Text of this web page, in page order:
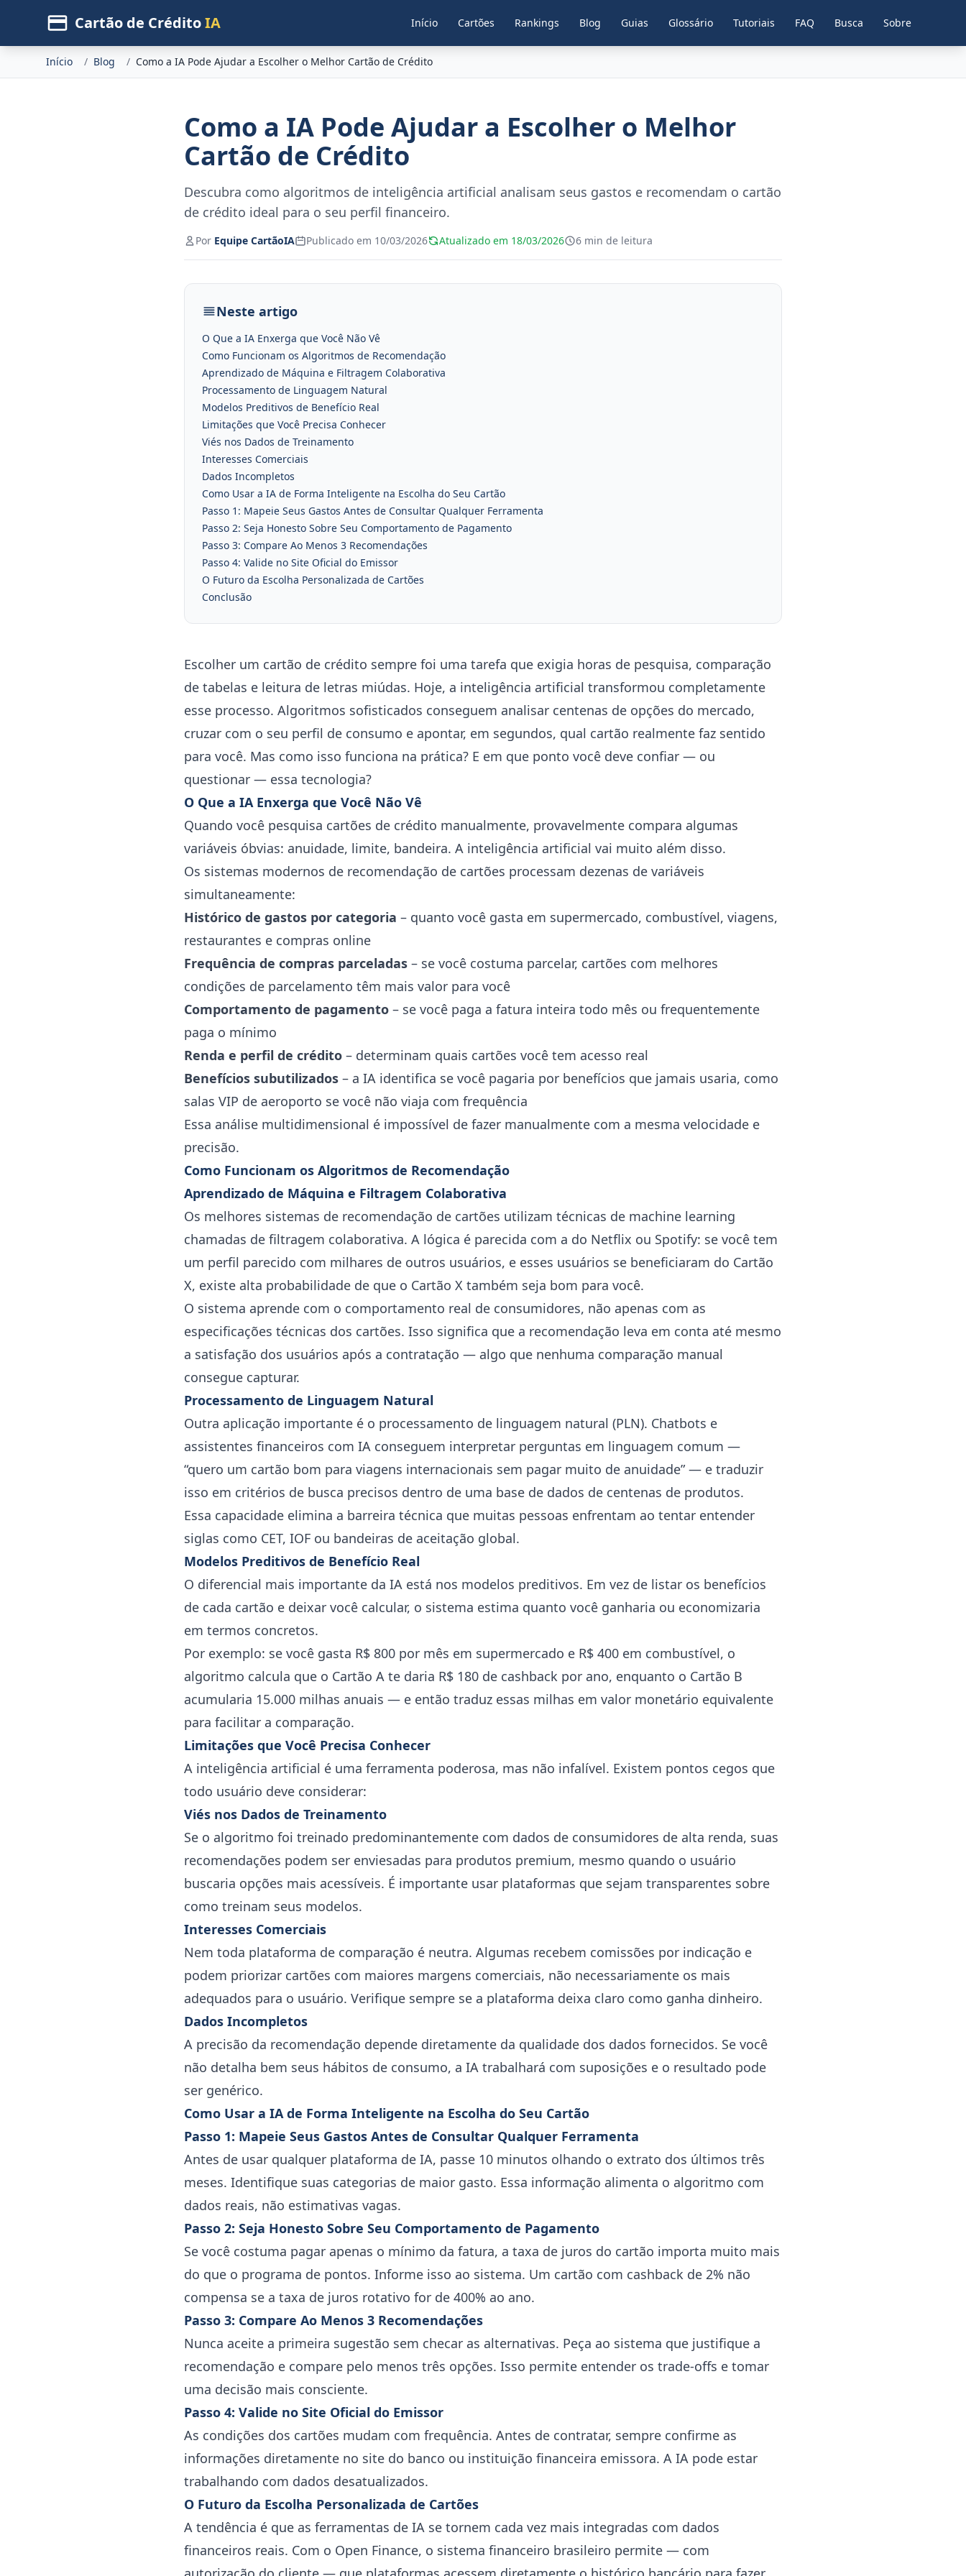
Cartão de CréditoIA Início Cartões Rankings Blog Guias Glossário Tutoriais FAQ Busca Sobre
Início / Blog / Como a IA Pode Ajudar a Escolher o Melhor Cartão de Crédito
Como a IA Pode Ajudar a Escolher o Melhor
Cartão de Crédito
Descubra como algoritmos de inteligência artificial analisam seus gastos e recomendam o cartão
de crédito ideal para o seu perfil financeiro.
Por Equipe CartãoIA Publicado em 10/03/2026 Atualizado em 18/03/2026 6 min de leitura
Neste artigo
O Que a IA Enxerga que Você Não Vê
Como Funcionam os Algoritmos de Recomendação
Aprendizado de Máquina e Filtragem Colaborativa
Processamento de Linguagem Natural
Modelos Preditivos de Benefício Real
Limitações que Você Precisa Conhecer
Viés nos Dados de Treinamento
Interesses Comerciais
Dados Incompletos
Como Usar a IA de Forma Inteligente na Escolha do Seu Cartão
Passo 1: Mapeie Seus Gastos Antes de Consultar Qualquer Ferramenta
Passo 2: Seja Honesto Sobre Seu Comportamento de Pagamento
Passo 3: Compare Ao Menos 3 Recomendações
Passo 4: Valide no Site Oficial do Emissor
O Futuro da Escolha Personalizada de Cartões
Conclusão
Escolher um cartão de crédito sempre foi uma tarefa que exigia horas de pesquisa, comparação
de tabelas e leitura de letras miúdas. Hoje, a inteligência artificial transformou completamente
esse processo. Algoritmos sofisticados conseguem analisar centenas de opções do mercado,
cruzar com o seu perfil de consumo e apontar, em segundos, qual cartão realmente faz sentido
para você. Mas como isso funciona na prática? E em que ponto você deve confiar — ou
questionar — essa tecnologia?
O Que a IA Enxerga que Você Não Vê
Quando você pesquisa cartões de crédito manualmente, provavelmente compara algumas
variáveis óbvias: anuidade, limite, bandeira. A inteligência artificial vai muito além disso.
Os sistemas modernos de recomendação de cartões processam dezenas de variáveis
simultaneamente:
Histórico de gastos por categoria – quanto você gasta em supermercado, combustível, viagens,
restaurantes e compras online
Frequência de compras parceladas – se você costuma parcelar, cartões com melhores
condições de parcelamento têm mais valor para você
Comportamento de pagamento – se você paga a fatura inteira todo mês ou frequentemente
paga o mínimo
Renda e perfil de crédito – determinam quais cartões você tem acesso real
Benefícios subutilizados – a IA identifica se você pagaria por benefícios que jamais usaria, como
salas VIP de aeroporto se você não viaja com frequência
Essa análise multidimensional é impossível de fazer manualmente com a mesma velocidade e
precisão.
Como Funcionam os Algoritmos de Recomendação
Aprendizado de Máquina e Filtragem Colaborativa
Os melhores sistemas de recomendação de cartões utilizam técnicas de machine learning
chamadas de filtragem colaborativa. A lógica é parecida com a do Netflix ou Spotify: se você tem
um perfil parecido com milhares de outros usuários, e esses usuários se beneficiaram do Cartão
X, existe alta probabilidade de que o Cartão X também seja bom para você.
O sistema aprende com o comportamento real de consumidores, não apenas com as
especificações técnicas dos cartões. Isso significa que a recomendação leva em conta até mesmo
a satisfação dos usuários após a contratação — algo que nenhuma comparação manual
consegue capturar.
Processamento de Linguagem Natural
Outra aplicação importante é o processamento de linguagem natural (PLN). Chatbots e
assistentes financeiros com IA conseguem interpretar perguntas em linguagem comum —
“quero um cartão bom para viagens internacionais sem pagar muito de anuidade” — e traduzir
isso em critérios de busca precisos dentro de uma base de dados de centenas de produtos.
Essa capacidade elimina a barreira técnica que muitas pessoas enfrentam ao tentar entender
siglas como CET, IOF ou bandeiras de aceitação global.
Modelos Preditivos de Benefício Real
O diferencial mais importante da IA está nos modelos preditivos. Em vez de listar os benefícios
de cada cartão e deixar você calcular, o sistema estima quanto você ganharia ou economizaria
em termos concretos.
Por exemplo: se você gasta R$ 800 por mês em supermercado e R$ 400 em combustível, o
algoritmo calcula que o Cartão A te daria R$ 180 de cashback por ano, enquanto o Cartão B
acumularia 15.000 milhas anuais — e então traduz essas milhas em valor monetário equivalente
para facilitar a comparação.
Limitações que Você Precisa Conhecer
A inteligência artificial é uma ferramenta poderosa, mas não infalível. Existem pontos cegos que
todo usuário deve considerar:
Viés nos Dados de Treinamento
Se o algoritmo foi treinado predominantemente com dados de consumidores de alta renda, suas
recomendações podem ser enviesadas para produtos premium, mesmo quando o usuário
buscaria opções mais acessíveis. É importante usar plataformas que sejam transparentes sobre
como treinam seus modelos.
Interesses Comerciais
Nem toda plataforma de comparação é neutra. Algumas recebem comissões por indicação e
podem priorizar cartões com maiores margens comerciais, não necessariamente os mais
adequados para o usuário. Verifique sempre se a plataforma deixa claro como ganha dinheiro.
Dados Incompletos
A precisão da recomendação depende diretamente da qualidade dos dados fornecidos. Se você
não detalha bem seus hábitos de consumo, a IA trabalhará com suposições e o resultado pode
ser genérico.
Como Usar a IA de Forma Inteligente na Escolha do Seu Cartão
Passo 1: Mapeie Seus Gastos Antes de Consultar Qualquer Ferramenta
Antes de usar qualquer plataforma de IA, passe 10 minutos olhando o extrato dos últimos três
meses. Identifique suas categorias de maior gasto. Essa informação alimenta o algoritmo com
dados reais, não estimativas vagas.
Passo 2: Seja Honesto Sobre Seu Comportamento de Pagamento
Se você costuma pagar apenas o mínimo da fatura, a taxa de juros do cartão importa muito mais
do que o programa de pontos. Informe isso ao sistema. Um cartão com cashback de 2% não
compensa se a taxa de juros rotativo for de 400% ao ano.
Passo 3: Compare Ao Menos 3 Recomendações
Nunca aceite a primeira sugestão sem checar as alternativas. Peça ao sistema que justifique a
recomendação e compare pelo menos três opções. Isso permite entender os trade-offs e tomar
uma decisão mais consciente.
Passo 4: Valide no Site Oficial do Emissor
As condições dos cartões mudam com frequência. Antes de contratar, sempre confirme as
informações diretamente no site do banco ou instituição financeira emissora. A IA pode estar
trabalhando com dados desatualizados.
O Futuro da Escolha Personalizada de Cartões
A tendência é que as ferramentas de IA se tornem cada vez mais integradas com dados
financeiros reais. Com o Open Finance, o sistema financeiro brasileiro permite — com